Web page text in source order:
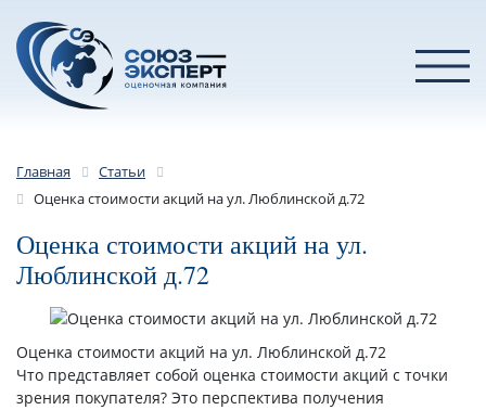
Главная
Статьи
Оценка стоимости акций на ул. Люблинской д.72
Оценка стоимости акций на ул.
Люблинской д.72
Оценка стоимости акций на ул. Люблинской д.72
Что представляет собой оценка стоимости акций с точки
зрения покупателя? Это перспектива получения